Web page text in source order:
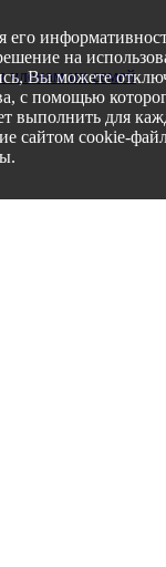
их семей
на
Вы можете
с помощью
выполнить для
сайтом cookie-